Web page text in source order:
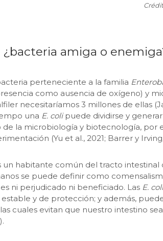
¿bacteria amiga o
perteneciente a la familia
como ausencia de oxígeno) y
necesitaríamos 3 millones de ellas
una E. colipuede dividirse y
la microbiología y biotecnología, por
(Yu et al., 2021; Barrer y
un habitante común del tracto
se puede definir como
ni perjudicado ni beneficiado. Las E. coli
y de protección; y además,
cuales evitan que nuestro intestino